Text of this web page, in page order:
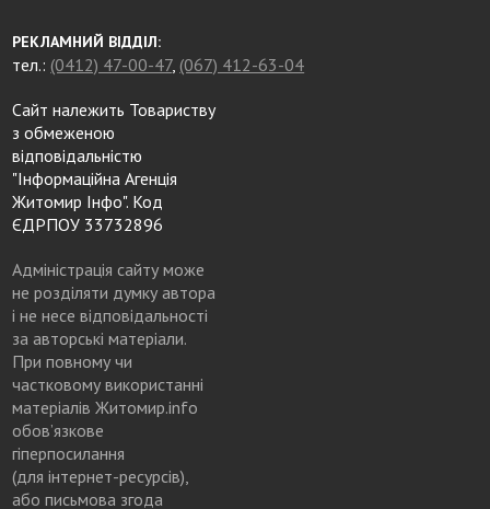
РЕКЛАМНИЙ ВІДДІЛ:
тел.: (0412) 47-00-47, (067) 412-63-04
Сайт належить Товариству
з обмеженою
відповідальністю
"Інформаційна Агенція
Житомир Інфо". Код
ЄДРПОУ 33732896
Адміністрація сайту може
не розділяти думку автора
і не несе відповідальності
за авторські матеріали.
При повному чи
частковому використанні
матеріалів Житомир.info
обов’язкове
гіперпосилання
(для інтернет-ресурсів),
або письмова згода